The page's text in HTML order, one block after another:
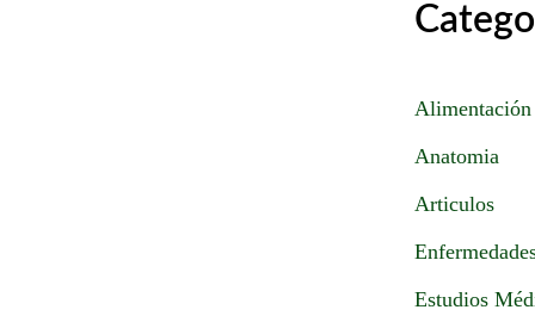
Alimentación
Anatomia
Articulos
Estudios